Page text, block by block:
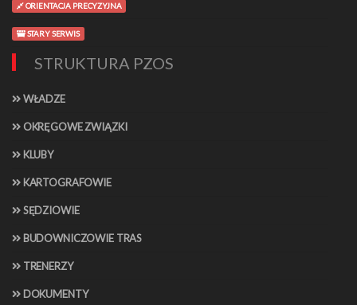
ORIENTACJA PRECYZYJNA
STARY SERWIS
STRUKTURA PZOS
WŁADZE
OKRĘGOWE ZWIĄZKI
KLUBY
KARTOGRAFOWIE
SĘDZIOWIE
BUDOWNICZOWIE TRAS
TRENERZY
DOKUMENTY